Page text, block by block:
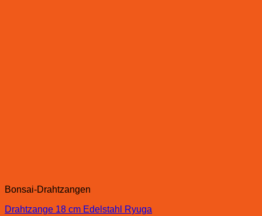
Bonsai-Drahtzangen
Drahtzange 18 cm Edelstahl Ryuga